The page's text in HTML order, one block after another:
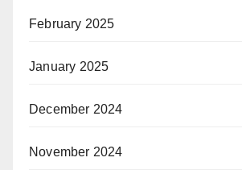
February 2025
January 2025
December 2024
November 2024